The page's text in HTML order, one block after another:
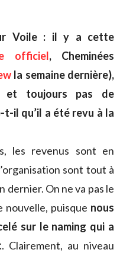
Voile : il y a cette
officiel, Cheminées
la semaine dernière),
et toujours pas de
il qu’il a été revu à la
les revenus sont en
sont tout à
dernier. On ne va pas le
nouvelle, puisque nous
sur le naming qui a
. Clairement, au niveau